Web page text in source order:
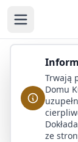
Trwają
Domu
ze
Odkryj
z nami